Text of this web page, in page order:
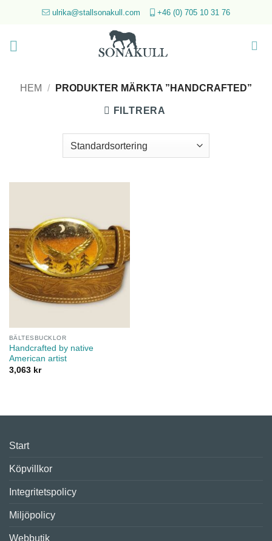
ulrika@stallsonakull.com +46 (0) 705 10 31 76
HEM / PRODUKTER MÄRKTA ”HANDCRAFTED”
FILTRERA
BÄLTESBUCKLOR
Handcrafted by native
American artist
3,063 kr
Start
Köpvillkor
Integritetspolicy
Miljöpolicy
Webbutik